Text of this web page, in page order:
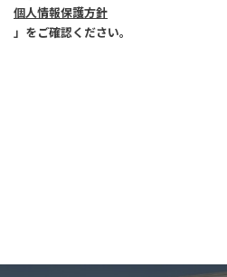
個人情報保護方針
」をご確認ください。